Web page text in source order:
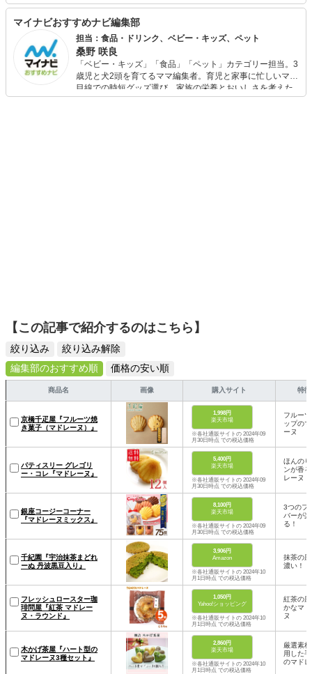
味から管理栄養士を目指しました。学生寮、老健併設の病
院での勤務経験があります。管理栄養士として培った経験
をもとに、ユーザー目線に立った分かりやすく価値ある情
報をお届けします。
マイナビおすすめナビ編集部
担当：食品・ドリンク、ベビー・キッズ、ペット
桑野 咲良
「ベビー・キッズ」「食品」「ペット」カテゴリー担当。3
歳児と犬2頭を育てるママ編集者。育児と家事に忙しいママ
目線での時短グッズ選び、家族の栄養とおいしさを考えた
食品選び、束の間のリラックスタイムを楽しむためのスイ
【この記事で紹介するのはこちら】
絞り込み
絞り込み解除
編集部のおすすめ順
価格の安い順
商品名 画像 購入サイト 特徴
京橋千疋屋『フルーツ焼
き菓子（マドレーヌ）』
1,998円
楽天市場
※各社通販サイトの 2024年09
月30日時点 での税込価格
フルー
ップの
ーヌ
パティスリー グレゴリ
ー・コレ『マドレーヌ』
5,400円
楽天市場
※各社通販サイトの 2024年09
月30日時点 での税込価格
ほんの
ンが香
レーヌ
銀座コージーコーナー
『マドレーヌミックス』
8,100円
楽天市場
※各社通販サイトの 2024年09
月30日時点 での税込価格
3つのフ
バーが
る！
千紀園『宇治抹茶まどれ
ーぬ 丹波黒豆入り』
3,906円
Amazon
※各社通販サイトの 2024年10
月1日時点 での税込価格
抹茶の
濃い！
フレッシュロースター珈
琲問屋『紅茶 マドレー
ヌ・ラウンド』
1,050円
Yahoo!ショッピング
※各社通販サイトの 2024年10
月1日時点 での税込価格
紅茶の
かなマ
ヌ
木かげ茶屋『ハート型の
マドレーヌ3種セット』
2,860円
楽天市場
※各社通販サイトの 2024年10
月1日時点 での税込価格
厳選素
用した
のマド